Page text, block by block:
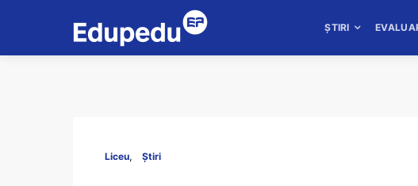
ȘTIRI
Liceu Știri